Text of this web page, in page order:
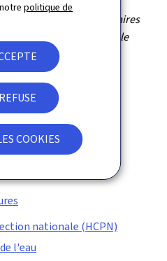
politique de
COOKIES
/ ministère des Affaires
à la protection nationale
de l'eau
nationale (HCPN)
l'eau